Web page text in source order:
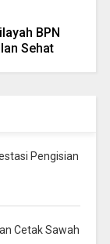
BPN
Sehat
Pengisian
Cetak Sawah